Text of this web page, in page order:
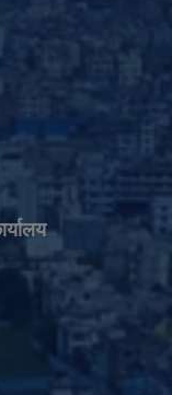
कार्यालय